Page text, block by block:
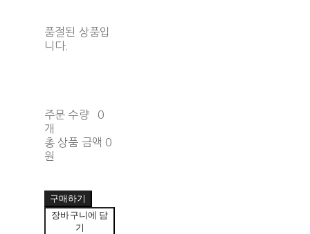
품절된 상품입
니다.
주문 수량
0
개
총 상품 금액 0
원
구매하기
장바구니에 담
기